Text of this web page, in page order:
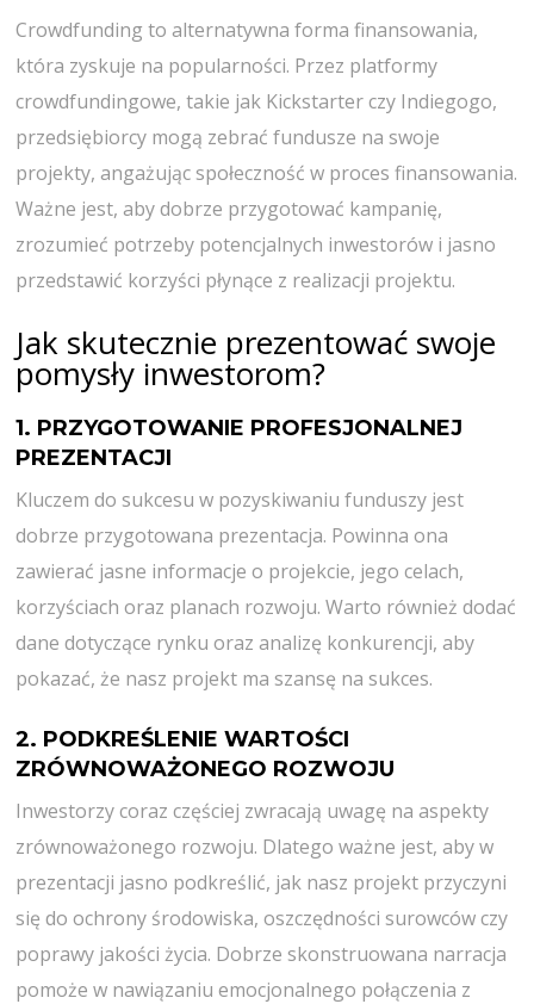
Crowdfunding to alternatywna forma finansowania,
która zyskuje na popularności. Przez platformy
crowdfundingowe, takie jak Kickstarter czy Indiegogo,
przedsiębiorcy mogą zebrać fundusze na swoje
projekty, angażując społeczność w proces finansowania.
Ważne jest, aby dobrze przygotować kampanię,
zrozumieć potrzeby potencjalnych inwestorów i jasno
przedstawić korzyści płynące z realizacji projektu.
Jak skutecznie prezentować swoje
pomysły inwestorom?
1. PRZYGOTOWANIE PROFESJONALNEJ
PREZENTACJI
Kluczem do sukcesu w pozyskiwaniu funduszy jest
dobrze przygotowana prezentacja. Powinna ona
zawierać jasne informacje o projekcie, jego celach,
korzyściach oraz planach rozwoju. Warto również dodać
dane dotyczące rynku oraz analizę konkurencji, aby
pokazać, że nasz projekt ma szansę na sukces.
2. PODKREŚLENIE WARTOŚCI
ZRÓWNOWAŻONEGO ROZWOJU
Inwestorzy coraz częściej zwracają uwagę na aspekty
zrównoważonego rozwoju. Dlatego ważne jest, aby w
prezentacji jasno podkreślić, jak nasz projekt przyczyni
się do ochrony środowiska, oszczędności surowców czy
poprawy jakości życia. Dobrze skonstruowana narracja
pomoże w nawiązaniu emocjonalnego połączenia z